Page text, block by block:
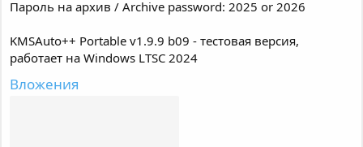
Пароль на архив / Archive password: 2025 or 2026
KMSAuto++ Portable v1.9.9 b09 - тестовая версия,
работает на Windows LTSC 2024
Вложения